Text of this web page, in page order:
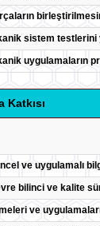
sistem
uygulamaların
Katkısı
ve uygulamalı
bilinci ve kalite
ve